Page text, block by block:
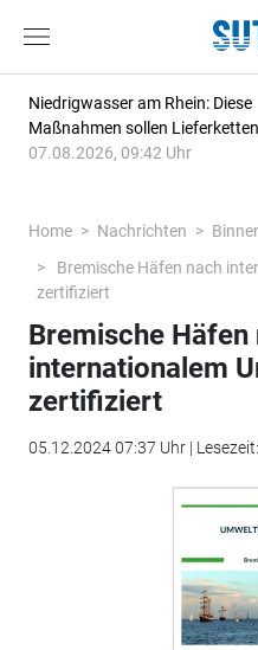
Niedrigwasser am Rhein: Diese
Maßnahmen sollen
07.08.2026, 09:42 Uhr
Home Nachrichten
Bremische Häfen nach
zertifiziert
Bremische Häfen
internationalem
zertifiziert
05.12.2024 07:37 Uhr |